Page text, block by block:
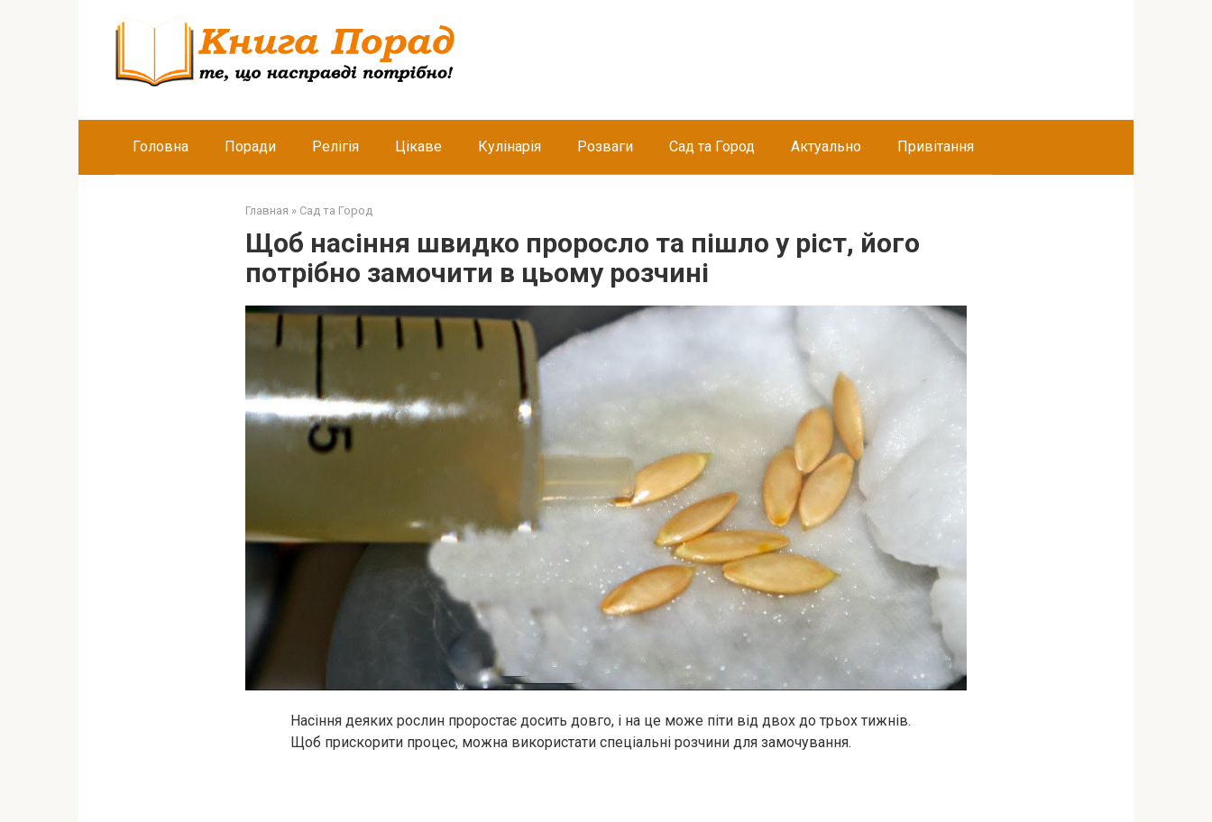
Головна Поради Релігія Цікаве Кулінарія Розваги Сад та Город Актуально Привітання
Главная » Сад та Город
Щоб насіння швидко проросло та пішло у ріст, його
потрібно замочити в цьому розчині
Насіння деяких рослин проростає досить довго, і на це може піти від двох до трьох тижнів.
Щоб прискорити процес, можна використати спеціальні розчини для замочування.